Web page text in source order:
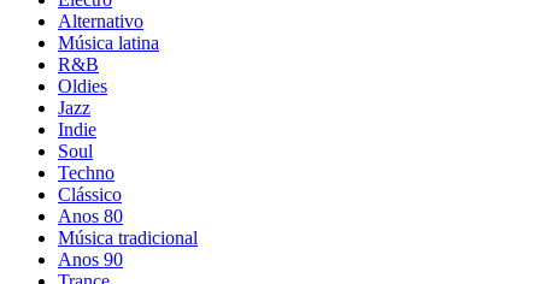
Alternativo
Música latina
R&B
Oldies
Jazz
Indie
Soul
Techno
Clássico
Anos 80
Música tradicional
Anos 90